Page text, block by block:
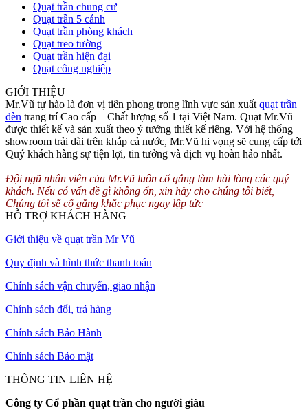
Nhìn tổng thể đèn chùm giống như một lọ hoa đẹp tinh khôi được
cắm khéo léo. Những sợi pha lê được treo từ trên dây đèn xuống
dưới những bông hoa đèn nhìn thật tinh khôi và tươi mới. Phía dưới
là những viên pha lên giống như những giọt sương đọng lại sau một
đêm.
Chao đèn chùm được làm bằng vải mỏng trắng vừa có tác dụng bảo
về đèn, vừa làm trang trí và khuếch tán ánh sáng theo mong muốn
của người sử dụng.
Khách hàng có nhu cầu mua đèn chùm đẹp, chất lượng hãy liên hệ
MR. VU để được phục vụ tốt nhất.
Quạt trần chung cư
Quạt trần 5 cánh
Quạt trần phòng khách
Quạt treo tường
Quạt trần hiện đại
Quạt công nghiệp
GIỚI THIỆU
Mr.Vũ tự hào là đơn vị tiên phong trong lĩnh vực sản xuất quạt trần
đèn trang trí Cao cấp – Chất lượng số 1 tại Việt Nam. Quạt Mr.Vũ
được thiết kế và sản xuất theo ý tưởng thiết kế riêng. Với hệ thống
showroom trải dài trên khắp cả nước, Mr.Vũ hi vọng sẽ cung cấp tới
Quý khách hàng sự tiện lợi, tin tưởng và dịch vụ hoàn hảo nhất.
Đội ngũ nhân viên của Mr.Vũ luôn cố gắng làm hài lòng các quý
khách. Nếu có vấn đề gì không ổn, xin hãy cho chúng tôi biết,
Chúng tôi sẽ cố gắng khắc phục ngay lập tức
HỖ TRỢ KHÁCH HÀNG
Giới thiệu về quạt trần Mr Vũ
Quy định và hình thức thanh toán
Chính sách vận chuyển, giao nhận
Chính sách đổi, trả hàng
Chính sách Bảo Hành
Chính sách Bảo mật
THÔNG TIN LIÊN HỆ
Công ty Cổ phần quạt trần cho người giàu